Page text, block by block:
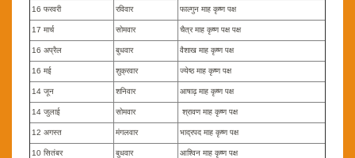
16 फरवरी रविवार फाल्गुन माह कृष्ण पक्ष
17 मार्च सोमवार चैत्र माह कृष्ण पक्ष पक्ष
16 अप्रैल बुधवार वैशाख माह कृष्ण पक्ष
16 मई शुक्रवार ज्येष्ठ माह कृष्ण पक्ष
14 जून शनिवार आषाढ़ माह कृष्ण पक्ष
14 जुलाई सोमवार श्रावण माह कृष्ण पक्ष
12 अगस्त मंगलवार भाद्रपद माह कृष्ण पक्ष
10 सितंबर बुधवार आश्विन माह कृष्ण पक्ष